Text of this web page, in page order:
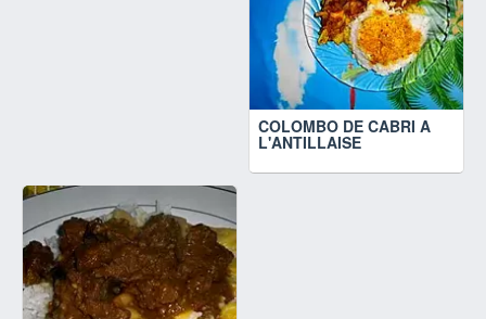
COLOMBO DE CABRI A
L'ANTILLAISE